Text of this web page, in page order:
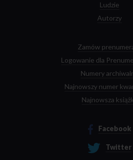
Ludzie
Autorzy
Zamów
Logowanie dla
Numery
Najnowszy numer
Najnowsza
Facebook
Twitter